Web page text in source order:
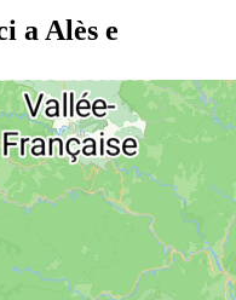
a Alès e